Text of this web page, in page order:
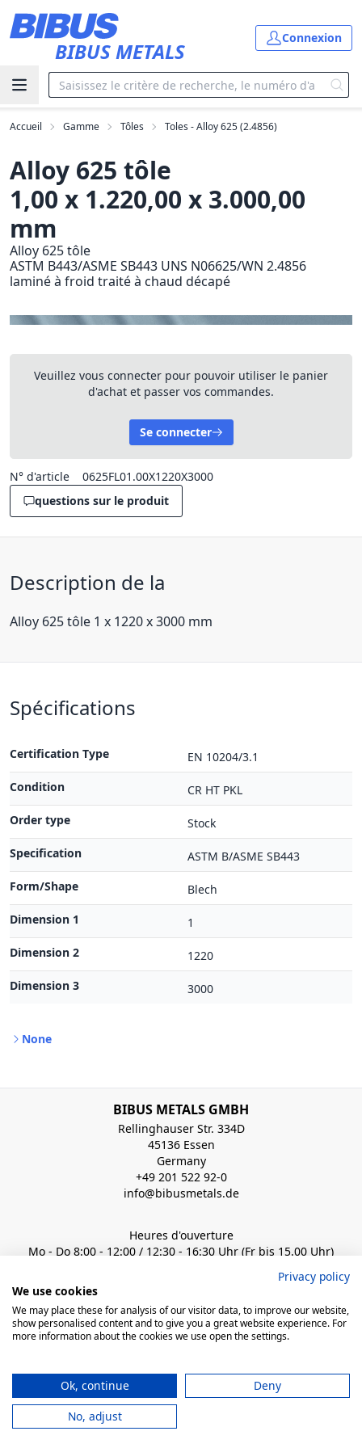
BIBUS METALS
Connexion
Accueil Gamme Tôles Toles - Alloy 625 (2.4856)
Alloy 625 tôle
1,00 x 1.220,00 x 3.000,00
mm
Alloy 625 tôle
ASTM B443/ASME SB443 UNS N06625/WN 2.4856
laminé à froid traité à chaud décapé
Veuillez vous connecter pour pouvoir utiliser le panier
d'achat et passer vos commandes.
Se connecter
N° d'article
0625FL01.00X1220X3000
questions sur le produit
Description de la
Alloy 625 tôle 1 x 1220 x 3000 mm
Spécifications
Certification Type
EN 10204/3.1
Condition
CR HT PKL
Order type
Stock
Specification
ASTM B/ASME SB443
Form/Shape
Blech
Dimension 1
1
Dimension 2
1220
Dimension 3
3000
None
BIBUS METALS GMBH
Rellinghauser Str. 334D
45136 Essen
Germany
+49 201 522 92-0
info@bibusmetals.de
Heures d'ouverture
Mo - Do 8:00 - 12:00 / 12:30 - 16:30 Uhr (Fr bis 15.00 Uhr)
Mentions
Conditions de
vente
Privacy policy
We use cookies
We may place these for analysis of our visitor data, to improve our website,
show personalised content and to give you a great website experience. For
more information about the cookies we use open the settings.
Ok, continue
Deny
No, adjust